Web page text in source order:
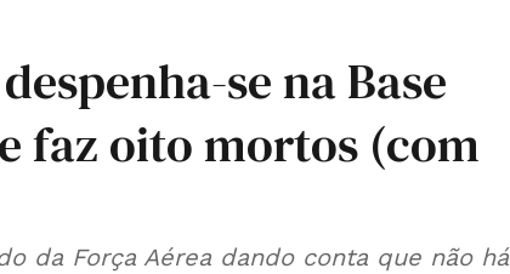
se na Base
faz oito mortos (com
da Força Aérea dando conta que não há